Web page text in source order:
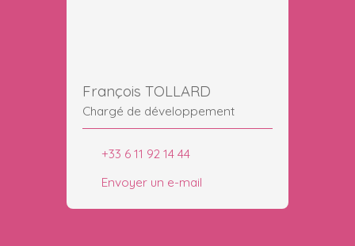
François TOLLARD
Chargé de développement
+33 6 11 92 14 44
Envoyer un e-mail